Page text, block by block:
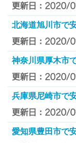
更新日：2020/
北海道旭川市で
更新日：2020/
神奈川県厚木市
更新日：2020/
兵庫県尼崎市で
更新日：2020/
愛知県豊田市で